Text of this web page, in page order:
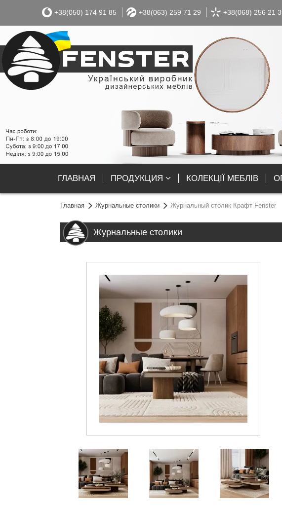
+38(050) 174 91 85 +38(063) 259 71 29 +38(068) 256 21
ГЛАВНАЯ ПРОДУКЦИЯ КОЛЕКЦІЇ МЕБЛІВ
Главная Журнальные столики Журнальный столик Крафт Fenster
Журнальные столики